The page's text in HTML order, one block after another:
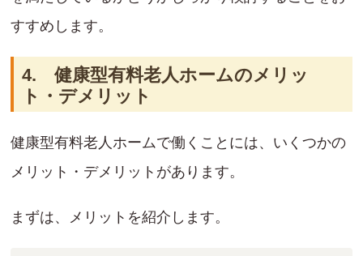
すすめします。
4. 健康型有料老人ホームのメリッ
ト・デメリット
健康型有料老人ホームで働くことには、いくつかの
メリット・デメリットがあります。
まずは、メリットを紹介します。